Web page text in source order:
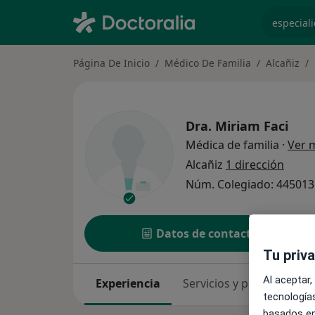
Página De Inicio Médico De Familia Alcañiz
Dra. Miriam Faci
Médica de familia · Ver
Alcañiz 1 dirección
Núm. Colegiado:
Datos de contacto
Experiencia Servicios y precios
Tu
Al